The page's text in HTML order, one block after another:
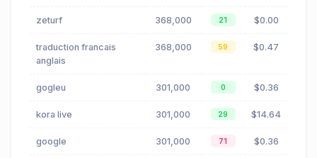
zeturf 368,000 21 $0.00
traduction francais
anglais
368,000 59 $0.47
gogleu 301,000 0 $0.36
kora live 301,000 29 $14.64
google 301,000 71 $0.36